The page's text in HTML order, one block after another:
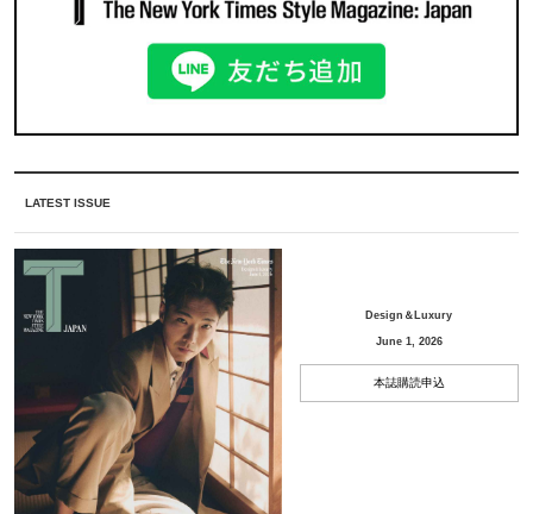
LATEST ISSUE
Design＆Luxury
June 1, 2026
本誌購読申込